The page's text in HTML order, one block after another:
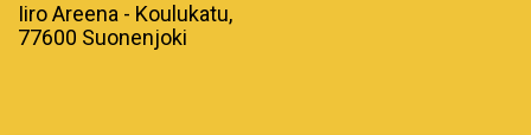
Iiro Areena - Koulukatu,
77600 Suonenjoki